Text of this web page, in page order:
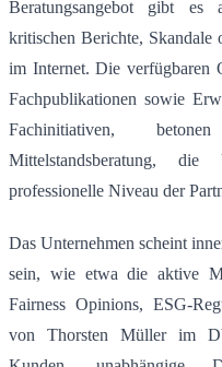
Beratungsangebot gibt es
kritischen Berichte, Skandale
im Internet. Die verfügbaren
Fachpublikationen sowie
Fachinitiativen,
Mittelstandsberatung,
professionelle Niveau der
Das Unternehmen scheint
sein, wie etwa die aktive
Fairness Opinions, ESG-
von Thorsten Müller im